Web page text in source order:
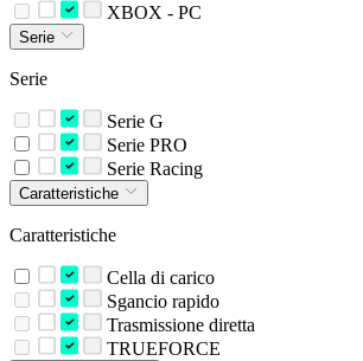
XBOX - PC
Serie
Serie
Serie G
Serie PRO
Serie Racing
Caratteristiche
Caratteristiche
Cella di carico
Sgancio rapido
Trasmissione diretta
TRUEFORCE